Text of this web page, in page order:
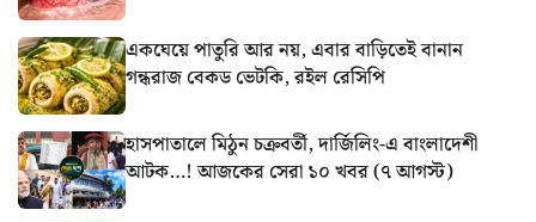
একঘেয়ে পাতুরি আর নয়, এবার বাড়িতেই বানান
গন্ধরাজ বেকড ভেটকি, রইল রেসিপি
হাসপাতালে মিঠুন চক্রবর্তী, দার্জিলিং-এ বাংলাদেশী
আটক…! আজকের সেরা ১০ খবর (৭ আগস্ট)